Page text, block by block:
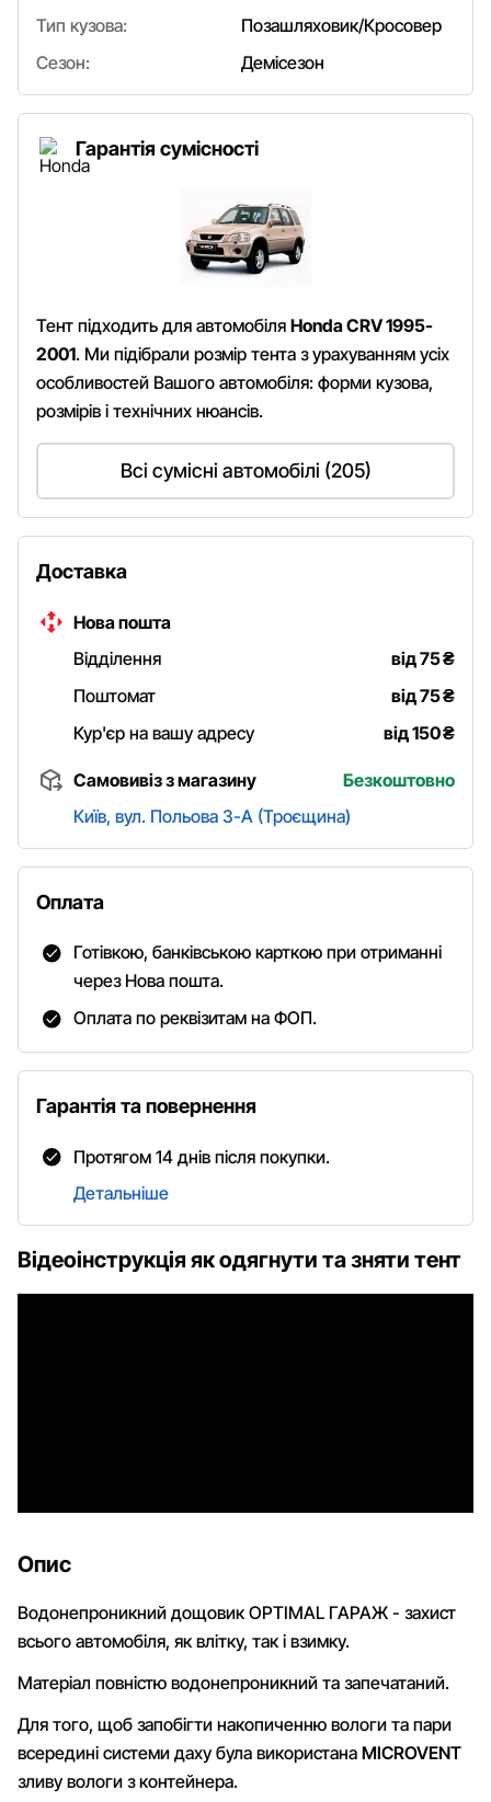
Відеоінструкція як одягнути та зняти тент
Опис
Водонепроникний дощовик OPTIMAL ГАРАЖ - захист
всього автомобіля, як влітку, так і взимку.
Матеріал повністю водонепроникний та запечатаний.
Для того, щоб запобігти накопиченню вологи та пари
всередині системи даху була використана MICROVENT
зливу вологи з контейнера.
Тип кузова:
Позашляховик/Кросовер
Сезон:
Демісезон
Гарантія сумісності
Тент підходить для автомобіля Honda CRV 1995-
2001. Ми підібрали розмір тента з урахуванням усіх
особливостей Вашого автомобіля: форми кузова,
розмірів і технічних нюансів.
Всі сумісні автомобілі (205)
Доставка
Нова пошта
Відділення
від 75₴
Поштомат
від 75₴
Кур'єр на вашу адресу
від 150₴
Самовивіз з магазину
Безкоштовно
Київ, вул. Польова 3-А (Троєщина)
Оплата
Готівкою, банківською карткою при отриманні
через Нова пошта.
Оплата по реквізитам на ФОП.
Гарантія та повернення
Протягом 14 днів після покупки.
Детальніше